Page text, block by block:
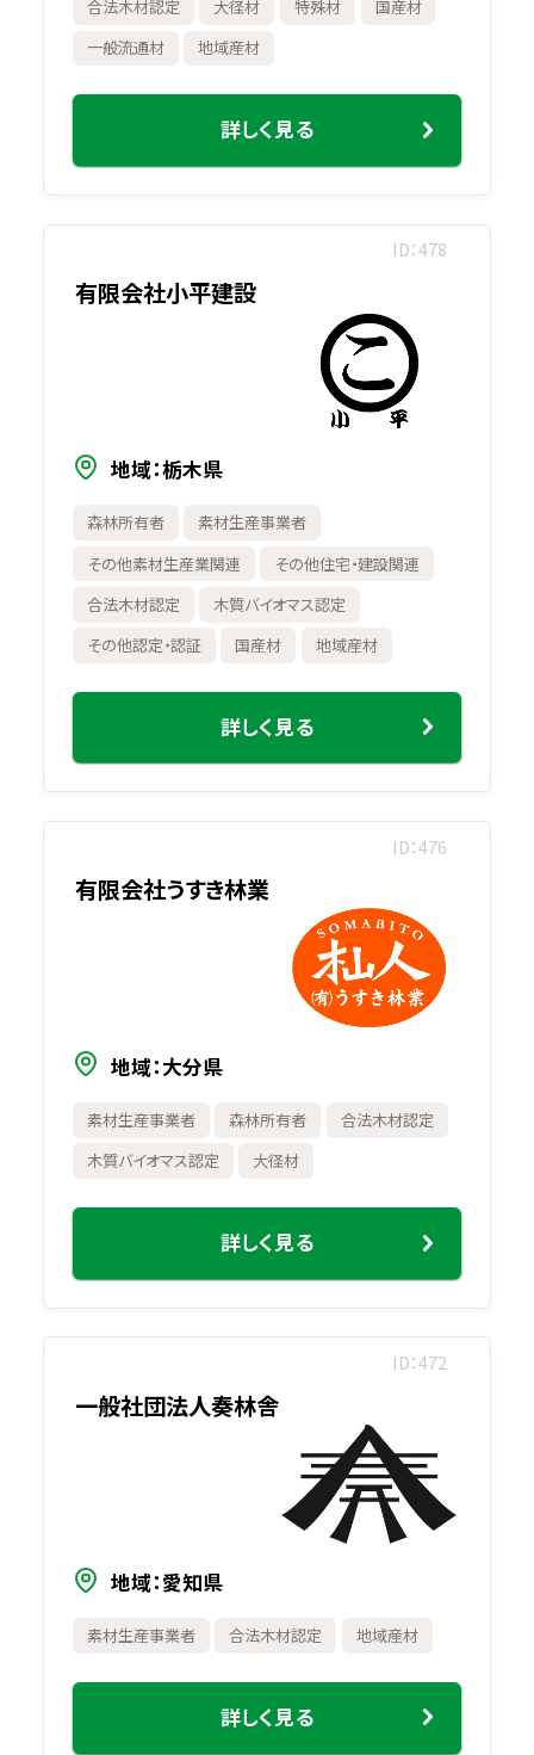
合法木材認定 大径材 特殊材
国産材
一般流通材
地域産材
詳しく見る
ID 478
有限会社小平建設
地域 栃木県
森林所有者
素材生産事業者
その他素材生産業関連
その他住宅・建設関連
合法木材認定
木質バイオマス認定
その他認定・認証
国産材 地域産材
詳しく見る
ID 476
有限会社うすき林業
地域 大分県
素材生産事業者 森林所有者
合法木材認定
木質バイオマス認定
大径材
詳しく見る
ID 472
一般社団法人奏林舎
地域 愛知県
素材生産事業者 合法木材認定 地域産材
詳しく見る